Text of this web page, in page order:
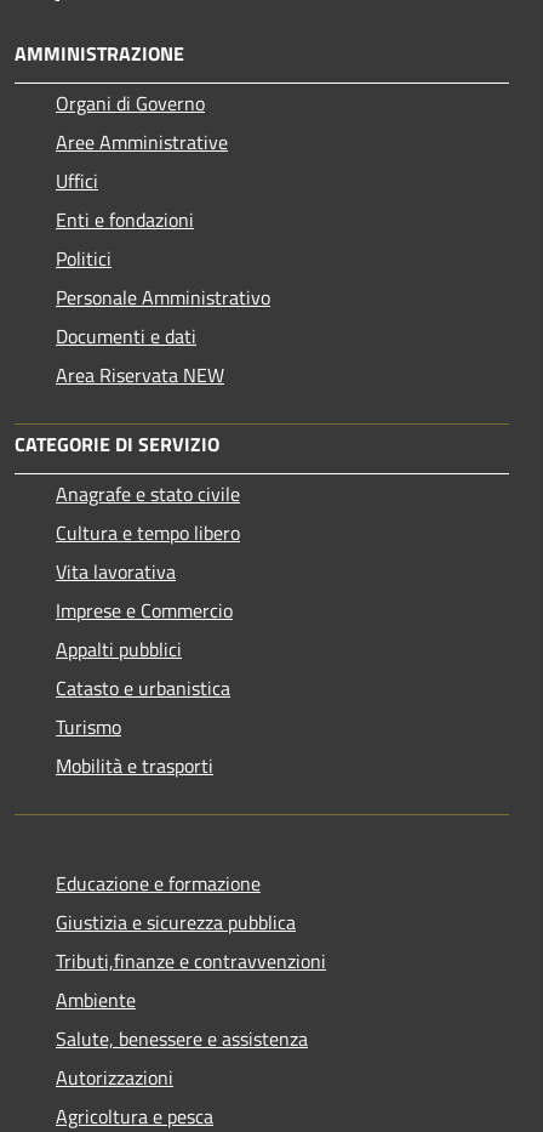
AMMINISTRAZIONE
Organi di Governo
Aree Amministrative
Uffici
Enti e fondazioni
Politici
Personale Amministrativo
Documenti e dati
Area Riservata NEW
CATEGORIE DI SERVIZIO
Anagrafe e stato civile
Cultura e tempo libero
Vita lavorativa
Imprese e Commercio
Appalti pubblici
Catasto e urbanistica
Turismo
Mobilità e trasporti
Educazione e formazione
Giustizia e sicurezza pubblica
Tributi,finanze e contravvenzioni
Ambiente
Salute, benessere e assistenza
Autorizzazioni
Agricoltura e pesca